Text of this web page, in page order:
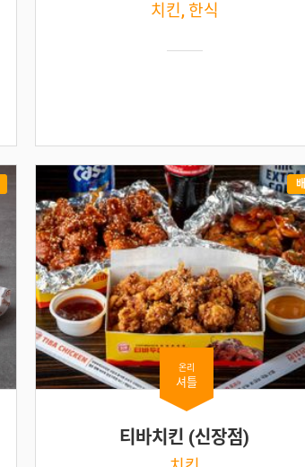
치킨, 한식
온리
셔틀
티바치킨 (신장점)